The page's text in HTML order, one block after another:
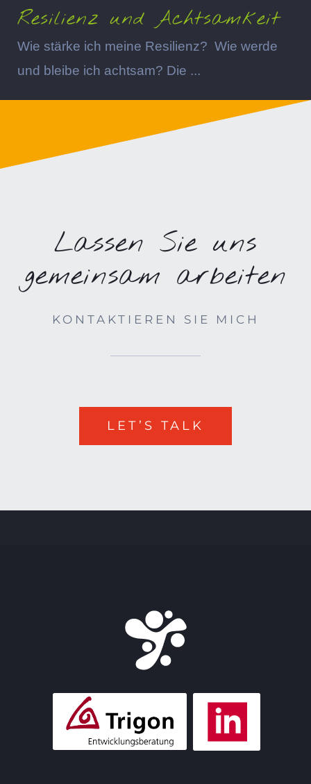
Resilienz und Achtsamkeit
Wie stärke ich meine Resilienz? Wie werde
und bleibe ich achtsam? Die ...
Lassen Sie uns
gemeinsam arbeiten
KONTAKTIEREN SIE MICH
LET’S TALK